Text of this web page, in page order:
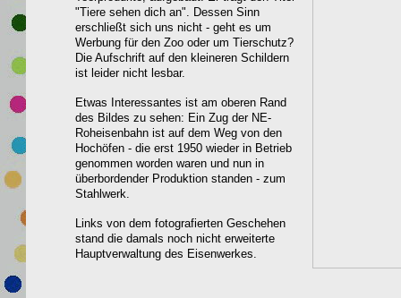
"Tiere sehen dich an". Dessen Sinn
erschließt sich uns nicht - geht es um
Werbung für den Zoo oder um Tierschutz?
Die Aufschrift auf den kleineren Schildern
ist leider nicht lesbar.
Etwas Interessantes ist am oberen Rand
des Bildes zu sehen: Ein Zug der NE-
Roheisenbahn ist auf dem Weg von den
Hochöfen - die erst 1950 wieder in Betrieb
genommen worden waren und nun in
überbordender Produktion standen - zum
Stahlwerk.
Links von dem fotografierten Geschehen
stand die damals noch nicht erweiterte
Hauptverwaltung des Eisenwerkes.